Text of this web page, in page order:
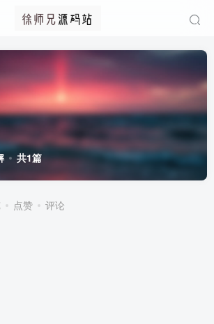
共1篇
点赞 评论